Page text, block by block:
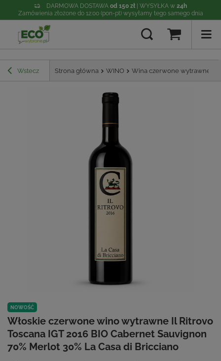
DARMOWA DOSTAWA od 150 zł | WYSYŁKA w 24h
Zamówienia złożone do 12:00 (pon-pt) wysyłamy tego samego dnia
Wstecz Strona główna WINO Wina czerwone wytrawne
NOWOŚĆ
Włoskie czerwone wino wytrawne Il Ritrovo
Toscana IGT 2016 BIO Cabernet Sauvignon
70% Merlot 30% La Casa di Bricciano